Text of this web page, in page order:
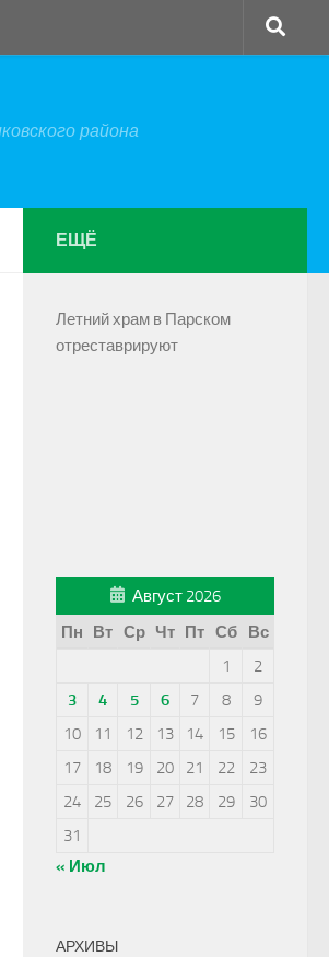
района
ЕЩЁ
Летний храм в Парском
отреставрируют
Август 2026
Пн
Вт Ср Чт Пт Сб
Вс
1
2
3
4 5 6 7 8
9
10
11 12 13 14 15
16
17
18 19 20 21 22
23
24
25 26 27 28 29
30
31
« Июл
АРХИВЫ